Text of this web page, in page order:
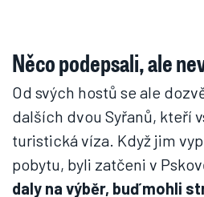
Něco podepsali, ale
Od svých hostů se ale
dalších dvou Syřanů, kteří
turistická víza. Když jim
pobytu, byli zatčeni v
daly na výběr, buď mohli